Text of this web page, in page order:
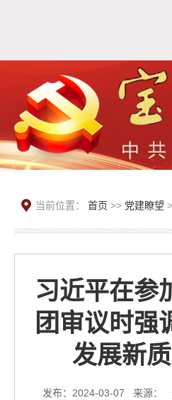
当前位置： 首页 >> 党建瞭望
习近平在参
团审议时强
发展新
发布：2024-03-07 来源：